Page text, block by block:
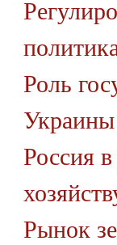
Роль
Украины
Россия
Рынок